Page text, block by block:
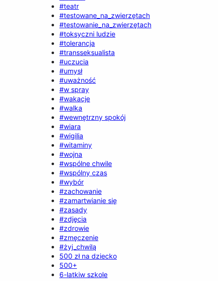
#teatr
#testowane_na_zwierzętach
#testowanie_na_zwierzętach
#toksyczni ludzie
#tolerancja
#transseksualista
#uczucia
#umysł
#uważność
#w spray
#wakacje
#walka
#wewnętrzny spokój
#wiara
#wigilia
#witaminy
#wojna
#wspólne chwile
#wspólny czas
#wybór
#zachowanie
#zamartwianie się
#zasady
#zdjęcia
#zdrowie
#zmęczenie
#żyj_chwilą
500 zł na dziecko
500+
6-latkiw szkole